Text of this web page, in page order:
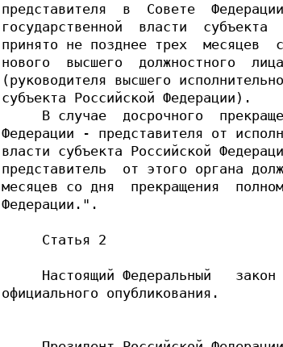
представителя  в  Совете
государственной  власти  субъекта
принято не позднее трех  месяцев
нового  высшего  должностного
(руководителя высшего
субъекта Российской Федерации).
В случае  досрочного
Федерации - представителя от
власти субъекта Российской
представитель  от этого органа
месяцев со дня  прекращения
Федерации.".
     Статья 2
Настоящий Федеральный
официального опубликования.